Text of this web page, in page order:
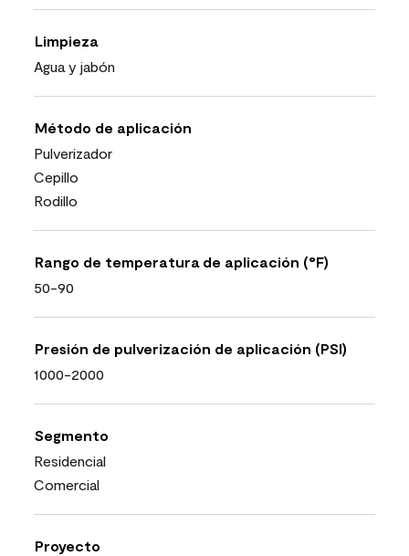
Limpieza
Agua y jabón
Método de aplicación
Pulverizador
Cepillo
Rodillo
Rango de temperatura de aplicación (°F)
50-90
Presión de pulverización de aplicación (PSI)
1000-2000
Segmento
Residencial
Comercial
Proyecto